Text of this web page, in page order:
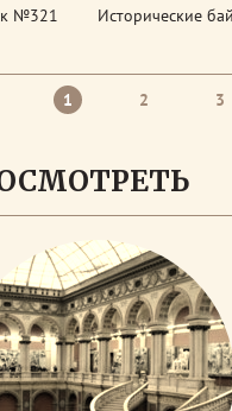
№321 Исторические
1 2 3